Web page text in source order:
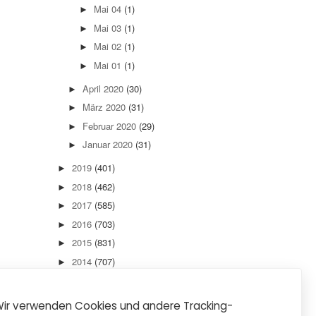
► Mai 04 (1)
► Mai 03 (1)
► Mai 02 (1)
► Mai 01 (1)
►April 2020 (30)
► März 2020 (31)
► Februar 2020 (29)
►Januar 2020 (31)
► 2019 (401)
► 2018 (462)
► 2017 (585)
► 2016 (703)
► 2015 (831)
► 2014 (707)
► (889)
verwenden Cookies und andere Tracking-